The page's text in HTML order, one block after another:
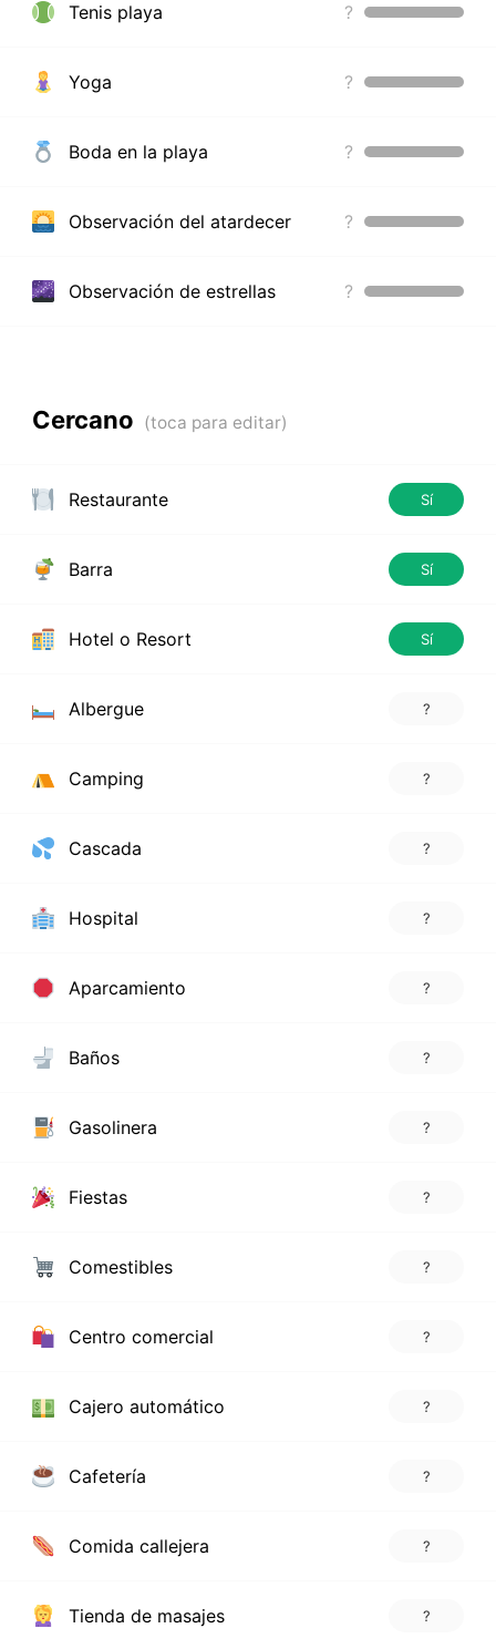
Tenis playa ?
Yoga ?
Boda en la playa ?
Observación del atardecer ?
Observación de estrellas ?
Cercano
Restaurante Sí
Barra Sí
Hotel o Resort Sí
Albergue ?
Camping ?
Cascada ?
Hospital ?
Aparcamiento ?
Baños ?
Gasolinera ?
Fiestas ?
Comestibles ?
Centro comercial ?
Cajero automático ?
Cafetería ?
Comida callejera ?
Tienda de masajes ?